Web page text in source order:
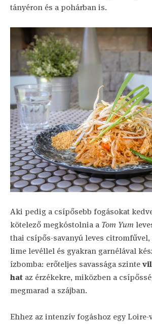
tányéron és a pohárban is.
Aki pedig a csípősebb fogásokat
kötelező megkóstolnia a Tom Yum
thai csípős-savanyú leves
lime levéllel és gyakran garnélával
ízbomba: erőteljes savassága szinte
hat az érzékekre, miközben a
megmarad a szájban.
Ehhez az intenzív fogáshoz egy